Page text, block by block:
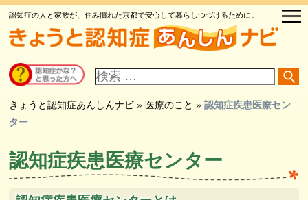
認知症の人と家族が、住み慣れた京都で安心して暮らしつづけるために。
イ
ト
検
索
きょうと認知症あんしんナビ » 医療のこと »認知症疾患医療セン
ター
認知症疾患医療センター